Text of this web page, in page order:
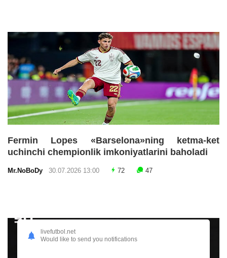
Fermin Lopes «Barselona»ning ketma-ket
uchinchi chempionlik imkoniyatlarini baholadi
Mr.NoBoDy 30.07.2026 13:00 72 47
livefutbol.net
Would like to send you notifications